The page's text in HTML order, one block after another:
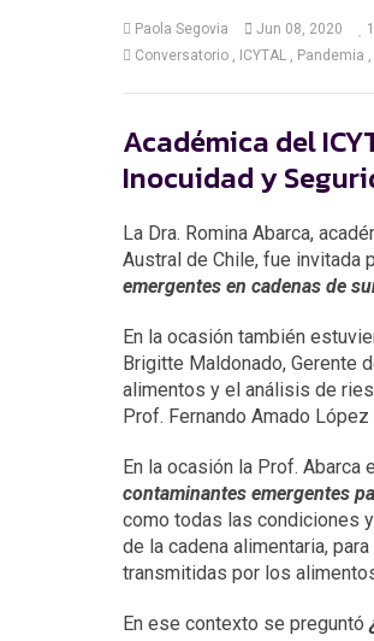
Paola Segovia Jun 08, 2020
Conversatorio
ICYTAL Pandemia
Académica del
Inocuidad y
La Dra. Romina Abarca,
Austral de Chile, fue invitada
emergentes en cadenas de
En la ocasión también
Brigitte Maldonado, Gerente
alimentos y el análisis de
Prof. Fernando Amado
En la ocasión la Prof. Abarca
contaminantes emergentes
como todas las condiciones
de la cadena alimentaria,
transmitidas por los
En ese contexto se preguntó